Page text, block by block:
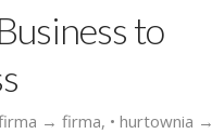
to
→ firma, • hurtownia →